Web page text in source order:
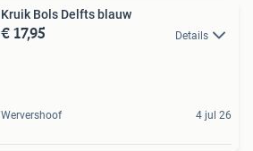
Kruik Bols Delfts blauw
€ 17,95 Details
Wervershoof 4 jul 26